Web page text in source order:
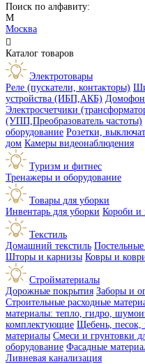
Поиск по алфавиту:
М
Москва

Каталог товаров
Электротовары
Реле (пускатели, контакторы)
устройства (ИБП,АКБ)
Электросчетчики
(УПП,Преобразователь частоты)
оборудование Розетки,
дом Камеры видеонаблюдения
Туризм и фитнес
Тренажеры и оборудование
Товары для уборки
Инвентарь для уборки Короби и
Текстиль
Домашний текстиль
Шторы и карнизы Ковры и
Стройматериалы
Дорожные покрытия Заборы и
Строительные расходные
материалы: тепло, гидро,
комплектующие Щебень, песок,
материалы Смеси и грунтовки
оборудование Фасадные
Ливневая канализация